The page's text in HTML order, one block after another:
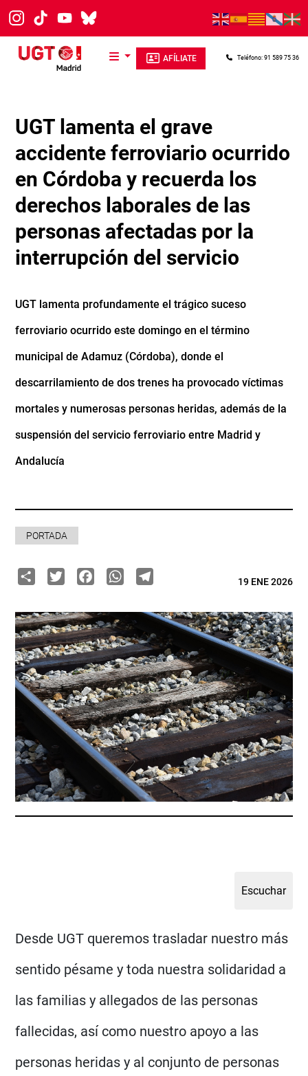
Pasar al contenido principal
AFÍLIATE Teléfono: 91 589 75 36
UGT lamenta el grave
accidente ferroviario ocurrido
en Córdoba y recuerda los
derechos laborales de las
personas afectadas por la
interrupción del servicio
UGT lamenta profundamente el trágico suceso
ferroviario ocurrido este domingo en el término
municipal de Adamuz (Córdoba), donde el
descarrilamiento de dos trenes ha provocado víctimas
mortales y numerosas personas heridas, además de la
suspensión del servicio ferroviario entre Madrid y
Andalucía
PORTADA
ShareTwitterFacebook
WhatsApp
Telegram19 ENE 2026
Desde UGT queremos trasladar nuestro más
sentido pésame y toda nuestra solidaridad a
las familias y allegados de las personas
fallecidas, así como nuestro apoyo a las
personas heridas y al conjunto de personas